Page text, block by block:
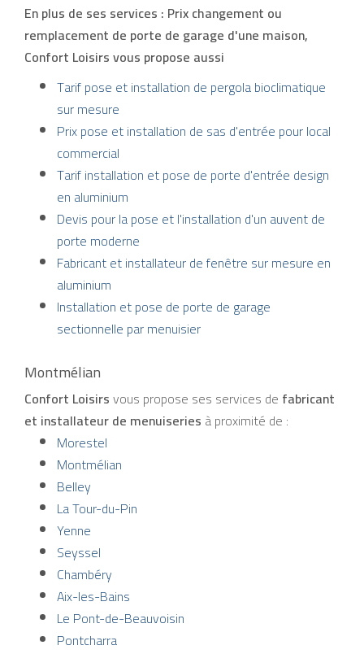
En plus de ses services : Prix changement ou
remplacement de porte de garage d'une maison,
Confort Loisirs vous propose aussi
Tarif pose et installation de pergola bioclimatique
sur mesure
Prix pose et installation de sas d'entrée pour local
commercial
Tarif installation et pose de porte d'entrée design
en aluminium
Devis pour la pose et l'installation d'un auvent de
porte moderne
Fabricant et installateur de fenêtre sur mesure en
aluminium
Installation et pose de porte de garage
sectionnelle par menuisier
Montmélian
Confort Loisirsvous propose ses services de fabricant
et installateur de menuiseries à proximité de :
Morestel
Montmélian
Belley
La Tour-du-Pin
Yenne
Seyssel
Chambéry
Aix-les-Bains
Le Pont-de-Beauvoisin
Pontcharra